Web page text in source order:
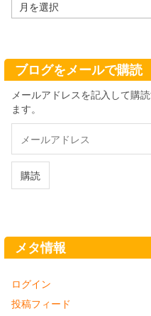
ー
ブ
ブログをメールで購読
メールアドレスを記入して購
ます。
ル
ド
購読
メタ情報
ログイン
投稿フィード